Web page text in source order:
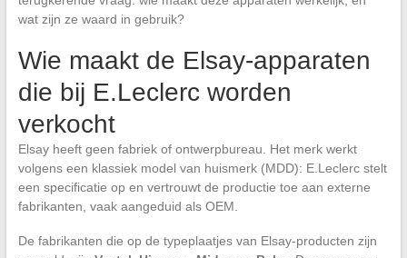
wat zijn ze waard in gebruik?
Wie maakt de Elsay-apparaten
die bij E.Leclerc worden
verkocht
Elsay heeft geen fabriek of ontwerpbureau. Het merk werkt
volgens een klassiek model van huismerk (MDD): E.Leclerc stelt
een specificatie op en vertrouwt de productie toe aan externe
fabrikanten, vaak aangeduid als OEM.
De fabrikanten die op de typeplaatjes van Elsay-producten zijn